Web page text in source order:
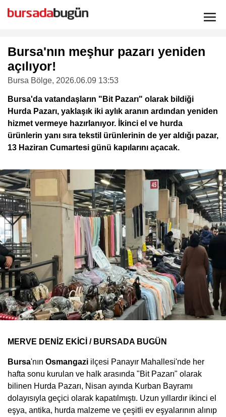
Bursa'nın meşhur pazarı yeniden
açılıyor!
Bursa Bölge, 2026.06.09 13:53
Bursa'da vatandaşların "Bit Pazarı" olarak bildiği
Hurda Pazarı, yaklaşık iki aylık aranın ardından yeniden
hizmet vermeye hazırlanıyor. İkinci el ve hurda
ürünlerin yanı sıra tekstil ürünlerinin de yer aldığı pazar,
13 Haziran Cumartesi günü kapılarını açacak.
MERVE DENİZ EKİCİ / BURSADA BUGÜN
Bursa'nın Osmangazi ilçesi Panayır Mahallesi'nde her
hafta sonu kurulan ve halk arasında "Bit Pazarı" olarak
bilinen Hurda Pazarı, Nisan ayında Kurban Bayramı
dolayısıyla geçici olarak kapatılmıştı. Uzun yıllardır ikinci el
eşya, antika, hurda malzeme ve çeşitli ev eşyalarının alınıp